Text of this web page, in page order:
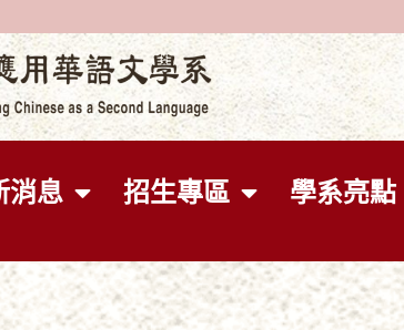
消息 招生專區 學系亮點